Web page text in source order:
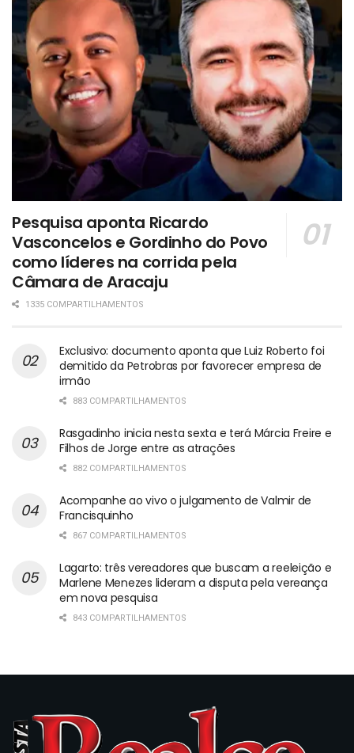
Pesquisa aponta Ricardo
Vasconcelos e Gordinho do Povo
como líderes na corrida pela
Câmara de Aracaju
1335 COMPARTILHAMENTOS
Exclusivo: documento aponta que Luiz Roberto foi
demitido da Petrobras por favorecer empresa de
irmão
883 COMPARTILHAMENTOS
Rasgadinho inicia nesta sexta e terá Márcia Freire e
Filhos de Jorge entre as atrações
882 COMPARTILHAMENTOS
Acompanhe ao vivo o julgamento de Valmir de
Francisquinho
867 COMPARTILHAMENTOS
Lagarto: três vereadores que buscam a reeleição e
Marlene Menezes lideram a disputa pela vereança
em nova pesquisa
843 COMPARTILHAMENTOS